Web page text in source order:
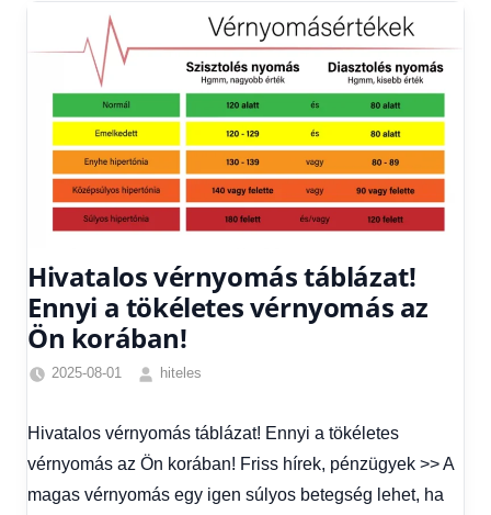
Hivatalos vérnyomás táblázat!
Ennyi a tökéletes vérnyomás az
Ön korában!
2025-08-01
hiteles
Hírek,
Hírek
Hivatalos vérnyomás táblázat! Ennyi a tökéletes
vérnyomás az Ön korában! Friss hírek, pénzügyek >> A
magas vérnyomás egy igen súlyos betegség lehet, ha